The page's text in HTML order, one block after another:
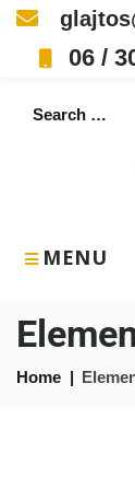
06 /
MENU
Home |